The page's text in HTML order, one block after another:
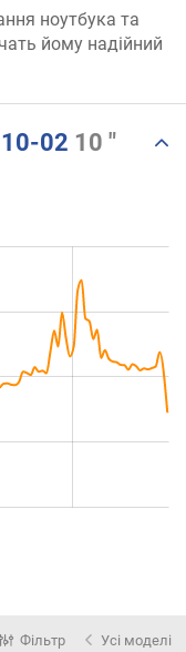
ноутбука та
йому надійний
02 10 "
Фільтр Усі моделі